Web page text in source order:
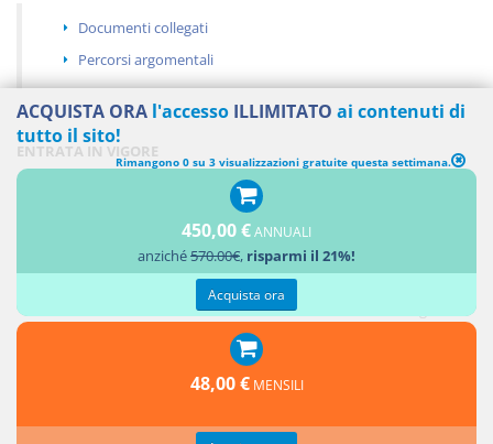
Documenti collegati
Percorsi argomentali
ENTRATA IN VIGORE
ACQUISTA ORA l'accesso ILLIMITATO ai contenuti di
tutto il sito!
Rimangono 0 su 3 visualizzazioni gratuite questa settimana.
450,00 €ANNUALI
anziché570.00€, risparmi il 21%!
Acquista ora
48,00 € MENSILI